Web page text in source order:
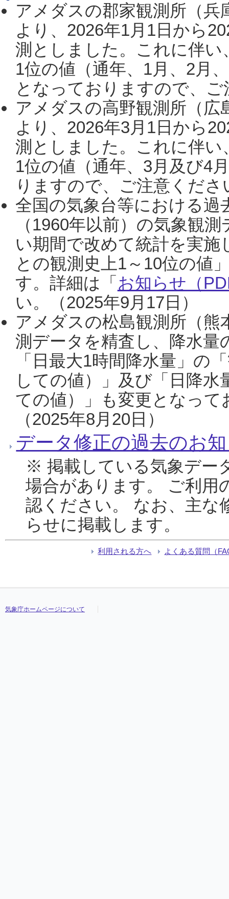
アメダスの郡家観測所（
より、2026年1月1日から
測としました。これに伴い
1位の値（通年、1月、2月
となっておりますので、
アメダスの高野観測所（
より、2026年3月1日から
測としました。これに伴い
1位の値（通年、3月及び4
りますので、ご注意くだ
全国の気象台等における過
（1960年以前）の気象観
い期間で改めて統計を実
との観測史上1～10位の値
す。詳細は「 お知らせ（
い。（2025年9月17日）
アメダスの松島観測所（熊
測データを精査し、降水
「日最大1時間降水量」の
しての値）」及び「日降
ての値）」も変更となっ
（2025年8月20日）
データ修正の過去のお
※ 掲載している気象デー
場合があります。 ご利用
認ください。 なお、主な
らせに掲載します。
利用される方へ よくある質問（
気象庁ホームページについて